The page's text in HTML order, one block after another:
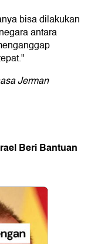
bisa dilakukan
antara
Jerman
Beri Bantuan